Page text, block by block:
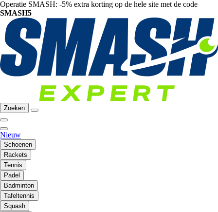
Operatie SMASH: -5% extra korting op de hele site met de code
SMASH5
Zoeken
Nieuw
Schoenen
Rackets
Tennis
Padel
Badminton
Tafeltennis
Squash